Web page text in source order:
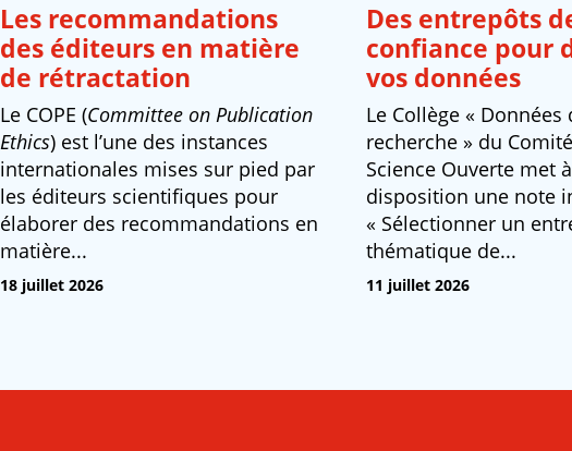
Les recommandations
des éditeurs en matière
de rétractation
Le COPE (Committee on Publication
Ethics) est l’une des instances
internationales mises sur pied par
les éditeurs scientifiques pour
élaborer des recommandations en
matière...
18 juillet 2026
Des entrepôts
confiance pour
vos données
Le Collège « Données
recherche » du
Science Ouverte met
disposition une note
« Sélectionner un
thématique de...
11 juillet 2026